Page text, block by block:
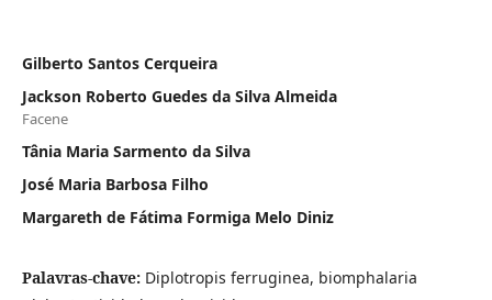
Gilberto Santos Cerqueira
Jackson Roberto Guedes da Silva Almeida
Facene
Tânia Maria Sarmento da Silva
José Maria Barbosa Filho
Margareth de Fátima Formiga Melo Diniz
Palavras-chave: Diplotropis ferruginea, biomphalaria